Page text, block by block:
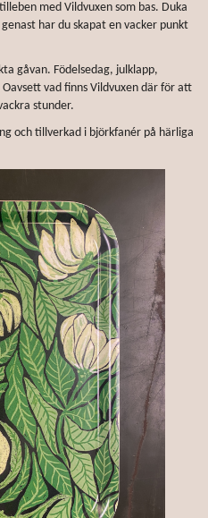
med Vildvuxen som bas. Duka
har du skapat en vacker punkt
gåvan. Födelsedag, julklapp,
vad finns Vildvuxen där för att
stunder.
och tillverkad i björkfanér på härliga